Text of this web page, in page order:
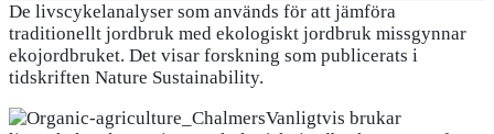
De livscykelanalyser som används för att jämföra
traditionellt jordbruk med ekologiskt jordbruk missgynnar
ekojordbruket. Det visar forskning som publicerats i
tidskriften Nature Sustainability.
Vanligtvis brukar